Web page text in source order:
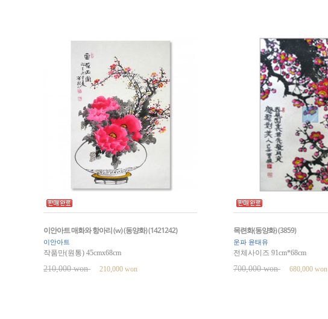
이안아트 매화와 항아리 (w) (동양화) (1421242)
이안아트
작품만(원통) 45cmx68cm
210,000 won 210,000 won
목련화(동양화) (3859)
운파 윤태유
전체사이즈 91cm*68cm
700,000 won 680,000 won